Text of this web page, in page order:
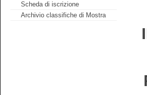
Scheda di iscrizione
Archivio classifiche di Mostra